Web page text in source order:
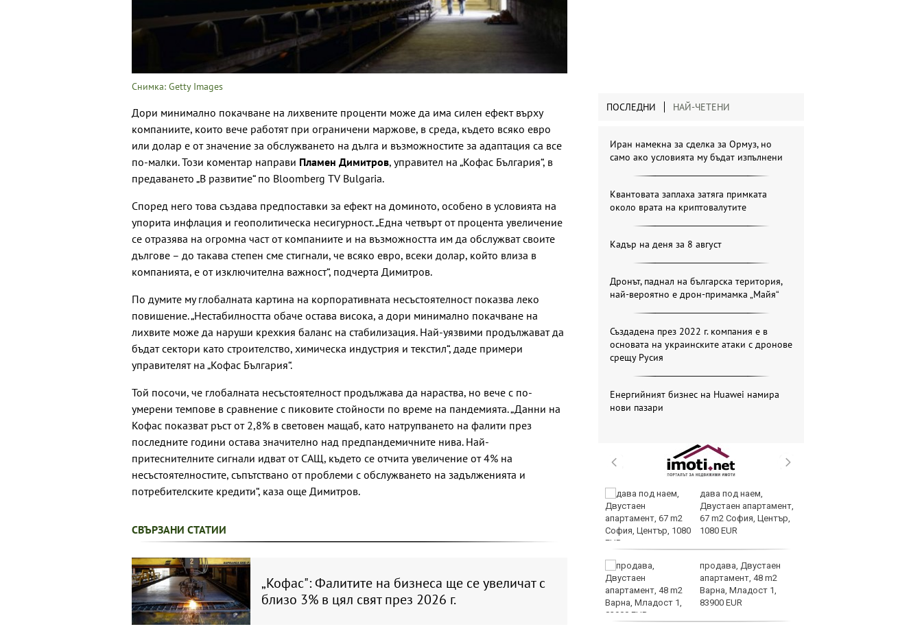
Снимка: Getty Images
Дори минимално покачване на лихвените проценти може да има силен ефект върху
компаниите, които вече работят при ограничени маржове, в среда, където всяко евро
или долар е от значение за обслужването на дълга и възможностите за адаптация са все
по-малки. Този коментар направи Пламен Димитров, управител на „Кофас България“, в
предаването „В развитие“ по Bloomberg TV Bulgaria.
Според него това създава предпоставки за ефект на доминото, особено в условията на
упорита инфлация и геополитическа несигурност. „Една четвърт от процента увеличение
се отразява на огромна част от компаниите и на възможността им да обслужват своите
дългове – до такава степен сме стигнали, че всяко евро, всеки долар, който влиза в
компанията, е от изключителна важност“, подчерта Димитров.
По думите му глобалната картина на корпоративната несъстоятелност показва леко
повишение. „Нестабилността обаче остава висока, а дори минимално покачване на
лихвите може да наруши крехкия баланс на стабилизация. Най-уязвими продължават да
бъдат сектори като строителство, химическа индустрия и текстил“, даде примери
управителят на „Кофас България“.
Той посочи, че глобалната несъстоятелност продължава да нараства, но вече с по-
умерени темпове в сравнение с пиковите стойности по време на пандемията. „Данни на
Кофас показват ръст от 2,8% в световен мащаб, като натрупването на фалити през
последните години остава значително над предпандемичните нива. Най-
притеснителните сигнали идват от САЩ, където се отчита увеличение от 4% на
несъстоятелностите, съпътствано от проблеми с обслужването на задълженията и
потребителските кредити“, каза още Димитров.
СВЪРЗАНИ СТАТИИ
„Кофас": Фалитите на бизнеса ще се увеличат с
близо 3% в цял свят през 2026 г.
ПОСЛЕДНИ НАЙ-ЧЕТЕНИ
Иран намекна за сделка за Ормуз, но
само ако условията му бъдат изпълнени
Квантовата заплаха затяга примката
около врата на криптовалутите
Кадър на деня за 8 август
Дронът, паднал на българска територия,
най-вероятно е дрон-примамка „Майя“
Създадена през 2022 г. компания е в
основата на украинските атаки с дронове
срещу Русия
Енергийният бизнес на Huawei намира
нови пазари
търговските кораби
дава под наем,
Двустаен апартамент,
67 m2 София, Център,
1080 EUR
продава, Двустаен
апартамент, 48 m2
Варна, Младост 1,
83900 EUR